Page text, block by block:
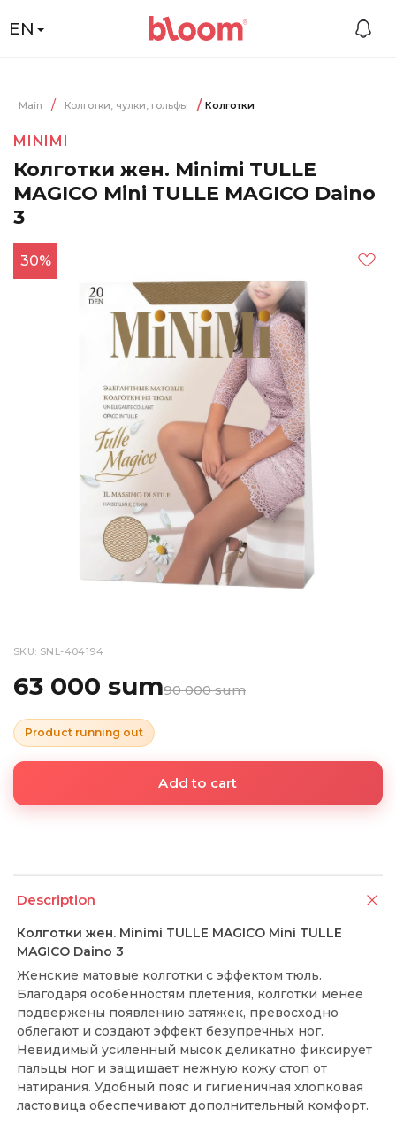
EN
Main Колготки, чулки, гольфы Колготки
MINIMI
Колготки жен. Minimi TULLE
MAGICO Mini TULLE MAGICO Daino
3
30%
SKU: SNL-404194
63 000 sum90 000 sum
Product running out
Add to cart
Description
Колготки жен. Minimi TULLE MAGICO Mini TULLE
MAGICO Daino 3
Женские матовые колготки с эффектом тюль.
Благодаря особенностям плетения, колготки менее
подвержены появлению затяжек, превосходно
облегают и создают эффект безупречных ног.
Невидимый усиленный мысок деликатно фиксирует
пальцы ног и защищает нежную кожу стоп от
натирания. Удобный пояс и гигиеничная хлопковая
ластовица обеспечивают дополнительный комфорт.